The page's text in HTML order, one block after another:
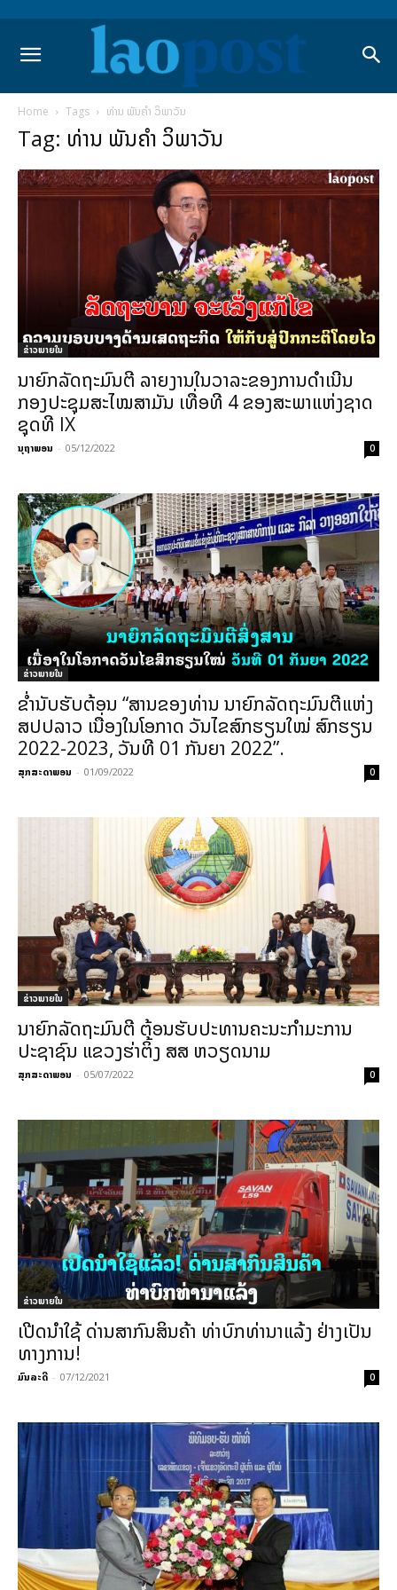
Home Tags ທ່ານ ພັນຄຳ ວິພາວັນ
Tag: ທ່ານ ພັນຄຳ ວິພາວັນ
ຂ່າວພາຍ​ໃນ
ນາຍົກລັດຖະມົນຕີ ລາຍງານໃນວາລະຂອງການດຳເນີນ
ກອງປະຊຸມສະໄໝສາມັນ ເທື່ອທີ 4 ຂອງສະພາແຫ່ງຊາດ
ຊຸດທີ IX
ນຸຖາພອນ - 05/12/2022 0
ຂ່າວພາຍ​ໃນ
ຂໍ່ານັບຮັບຕ້ອນ “ສານຂອງທ່ານ ນາຍົກລັດຖະມົນຕີແຫ່ງ
ສປປລາວ ເນື່ອງໃນໂອກາດ ວັນໄຂສົກຮຽນໃໝ່ ສົກຮຽນ
2022-2023, ວັນທີ 01 ກັນຍາ 2022”.
ສຸກສະດາພອນ - 01/09/2022 0
ຂ່າວພາຍ​ໃນ
ນາຍົກລັດຖະມົນຕີ ຕ້ອນຮັບປະທານຄະນະກຳມະການ
ປະຊາຊົນ ແຂວງຮ່າຕິ້ງ ສສ ຫວຽດນາມ
ສຸກສະດາພອນ - 05/07/2022 0
ຂ່າວພາຍ​ໃນ
ເປີດນຳໃຊ້ ດ່ານສາກົນສິນຄ້າ ທ່າບົກທ່ານາແລ້ງ ຢ່າງເປັນ
ທາງການ!
ມົນລະດີ - 07/12/2021 0